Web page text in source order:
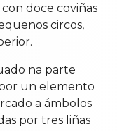
doce coviñas
circos,
na parte
un elemento
a ámbolos
por tres liñas